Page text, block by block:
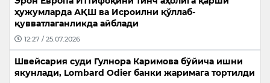
ҳужумларда АҚШ ва Исроилни қўллаб-
қувватлаганликда айблади
12:27 / 25.07.2026
Швейсария суди Гулнора Каримова бўйича ишни
якунлади, Lombard Odier банки жаримага тортилди